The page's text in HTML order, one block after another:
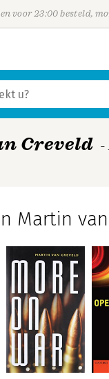
voor 23:00 besteld,
Creveld -
Martin